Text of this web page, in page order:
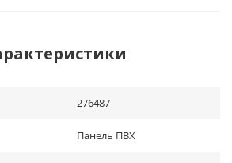
276487
Панель ПВХ